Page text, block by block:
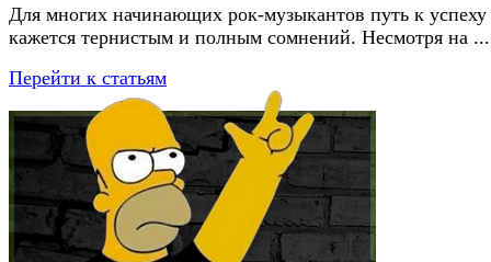
Для многих начинающих рок-музыкантов путь к успеху
кажется тернистым и полным сомнений. Несмотря на ...
Перейти к статьям